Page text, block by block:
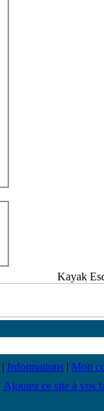
Kayak
| Informations | Mon
Ajoutez ce site à vos